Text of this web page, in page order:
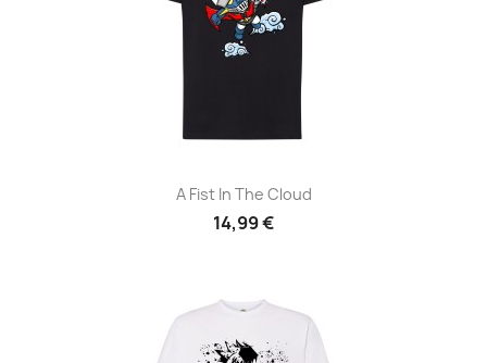
A Fist In The Cloud
14,99 €